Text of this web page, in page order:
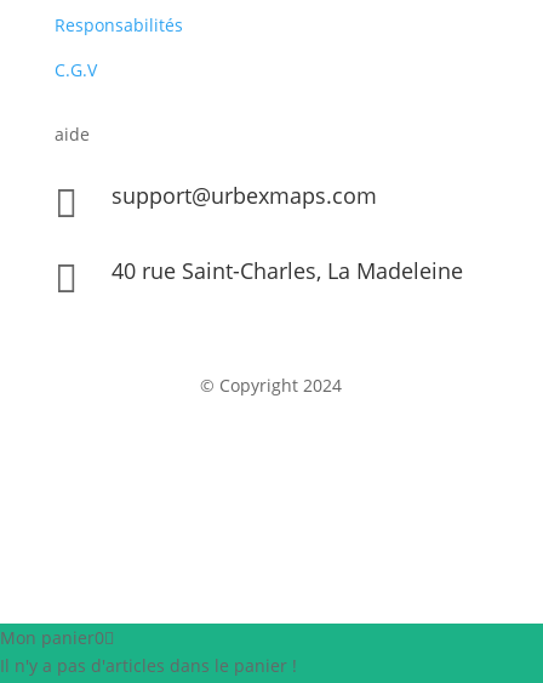
Responsabilités
C.G.V
aide
 support@urbexmaps.com
 40 rue Saint-Charles, La Madeleine
© Copyright 2024
Mon panier0
Il n'y a pas d'articles dans le panier !